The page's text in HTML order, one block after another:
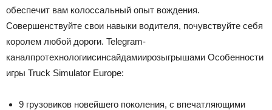
обеспечит вам колоссальный опыт вождения.
Совершенствуйте свои навыки водителя, почувствуйте себя
королем любой дороги. Telegram-
каналпротехнологиисинсайдамиирозыгрышами Особенности
игры Truck Simulator Europe:
9 грузовиков новейшего поколения, с впечатляющими